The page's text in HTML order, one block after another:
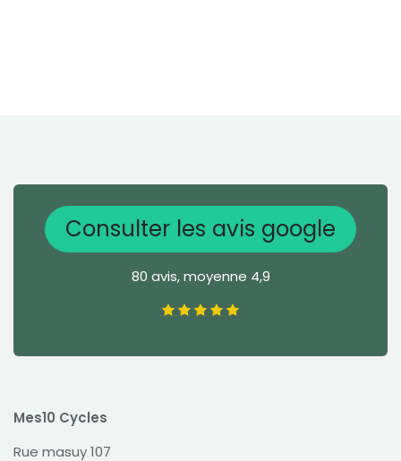
Consulter les avis google
80 avis, moyenne 4,9
Mes10 Cycles
Rue masuy 107